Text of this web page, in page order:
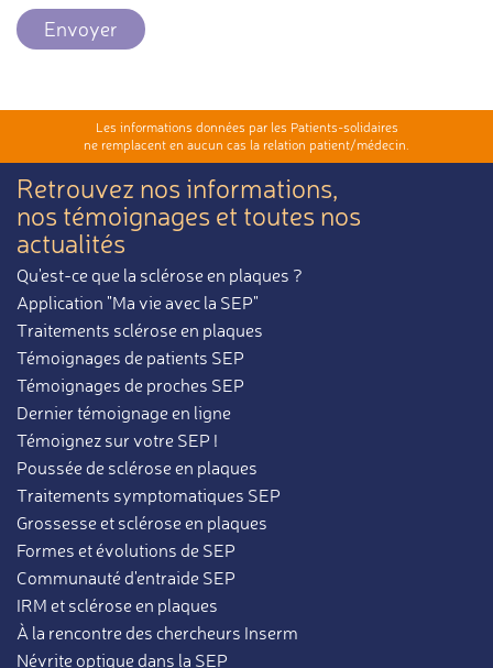
Envoyer
Les informations données par les Patients-solidaires
ne remplacent en aucun cas la relation patient/médecin.
Retrouvez nos informations,
nos témoignages et toutes nos
actualités
Qu'est-ce que la sclérose en plaques ?
Application "Ma vie avec la SEP"
Traitements sclérose en plaques
Témoignages de patients SEP
Témoignages de proches SEP
Dernier témoignage en ligne
Témoignez sur votre SEP !
Poussée de sclérose en plaques
Traitements symptomatiques SEP
Grossesse et sclérose en plaques
Formes et évolutions de SEP
Communauté d'entraide SEP
IRM et sclérose en plaques
À la rencontre des chercheurs Inserm
Névrite optique dans la SEP